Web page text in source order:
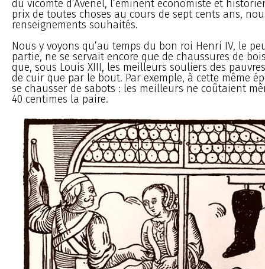
du vicomte d’Avenel, l’éminent économiste et
prix de toutes choses au cours de sept cents ans,
renseignements souhaités.
Nous y voyons qu’au temps du bon roi Henri IV, le
partie, ne se servait encore que de chaussures de
que, sous Louis XIII, les meilleurs souliers des
de cuir que par le bout. Par exemple, à cette même
se chausser de sabots : les meilleurs ne coûtaient
40 centimes la paire.